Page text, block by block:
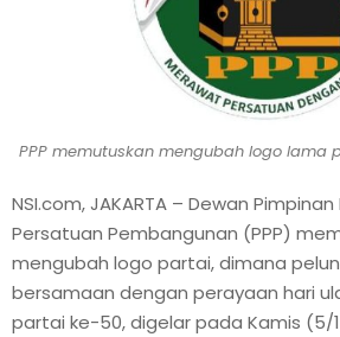
PPP memutuskan mengubah logo lama
NSI.com, JAKARTA – Dewan
Persatuan Pembangunan (PPP)
mengubah logo partai, dimana
bersamaan dengan perayaan hari
partai ke-50, digelar pada Kamis (5/